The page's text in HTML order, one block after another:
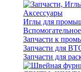
Аксессуары
Иглы для
Запчасти к
Запчасти для
Запчасти для